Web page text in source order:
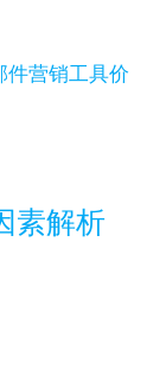
件营销工具价
素解析